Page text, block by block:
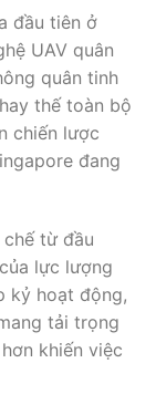
đầu tiên ở
UAV quân
quân tinh
thế toàn bộ
chiến lược
đang
từ đầu
lực lượng
kỷ hoạt động,
tải trọng
khiến việc